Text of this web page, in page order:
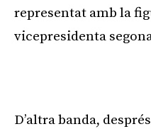
representat amb la
vicepresidenta
D’altra banda,